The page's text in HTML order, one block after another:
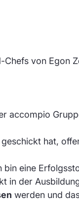
von Egon
accompio
hat,
eine
in der
werden und